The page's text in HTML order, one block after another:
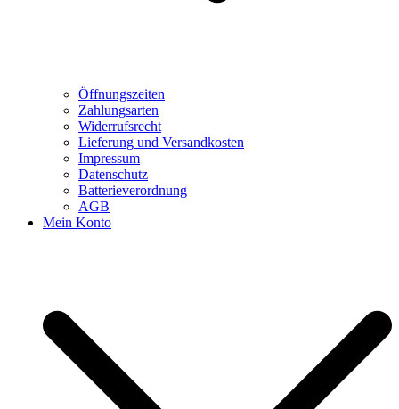
Öffnungszeiten
Zahlungsarten
Widerrufsrecht
Lieferung und Versandkosten
Impressum
Datenschutz
Batterieverordnung
AGB
Mein Konto